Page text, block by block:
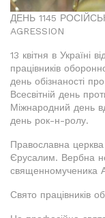
ДЕНЬ 1145
AGRESSION
13 квітня в Україні
працівників
день обізнаності
Всесвітній день
Міжнародний день
день рок-н-ролу.
Православна
Єрусалим. Вербна
священномученика
Свято працівників